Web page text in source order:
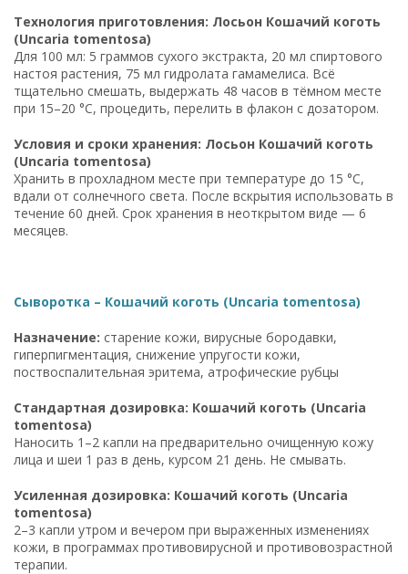
Технология приготовления: Лосьон Кошачий коготь
(Uncaria tomentosa)
Для 100 мл: 5 граммов сухого экстракта, 20 мл спиртового
настоя растения, 75 мл гидролата гамамелиса. Всё
тщательно смешать, выдержать 48 часов в тёмном месте
при 15–20 °C, процедить, перелить в флакон с дозатором.
Условия и сроки хранения: Лосьон Кошачий коготь
(Uncaria tomentosa)
Хранить в прохладном месте при температуре до 15 °C,
вдали от солнечного света. После вскрытия использовать в
течение 60 дней. Срок хранения в неоткрытом виде — 6
месяцев.
Сыворотка – Кошачий коготь (Uncaria tomentosa)
Назначение: старение кожи, вирусные бородавки,
гиперпигментация, снижение упругости кожи,
поствоспалительная эритема, атрофические рубцы
Стандартная дозировка: Кошачий коготь (Uncaria
tomentosa)
Наносить 1–2 капли на предварительно очищенную кожу
лица и шеи 1 раз в день, курсом 21 день. Не смывать.
Усиленная дозировка: Кошачий коготь (Uncaria
tomentosa)
2–3 капли утром и вечером при выраженных изменениях
кожи, в программах противовирусной и противовозрастной
терапии.